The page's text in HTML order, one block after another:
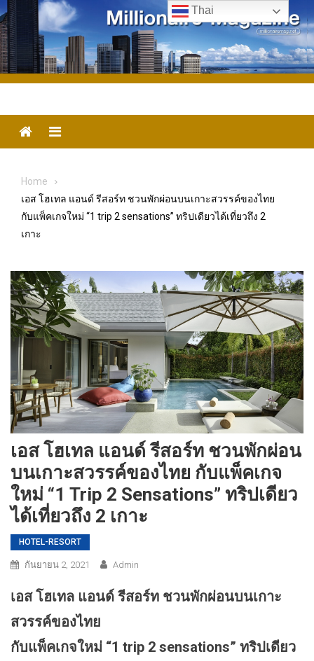
Skip
to
content
Menu
Home
เอส โฮเทล แอนด์ รีสอร์ท ชวนพักผ่อนบนเกาะสวรรค์ของไทย
กับแพ็คเกจใหม่ “1 trip 2 sensations” ทริปเดียวได้เที่ยวถึง 2
เกาะ
เอส โฮเทล แอนด์ รีสอร์ท ชวนพักผ่อน
บนเกาะสวรรค์ของไทย กับแพ็คเกจ
ใหม่ “1 Trip 2 Sensations” ทริปเดียว
ได้เที่ยวถึง 2 เกาะ
HOTEL-​RESORT
กันยายน 2, 2021 Admin
เอส โฮเทล แอนด์ รีสอร์ท ชวนพักผ่อนบนเกาะ
สวรรค์ของไทย
กับแพ็คเกจใหม่ “1 trip 2 sensations” ทริปเดียว
Thai